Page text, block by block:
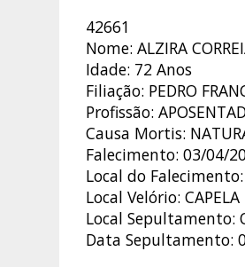
42661
Nome: ALZIRA
Idade: 72 Anos
Filiação: PEDRO
Profissão:
Causa Mortis:
Falecimento: 03/04/
Local do Falecimento:
Local Velório: CAPELA
Local Sepultamento:
Data Sepultamento: